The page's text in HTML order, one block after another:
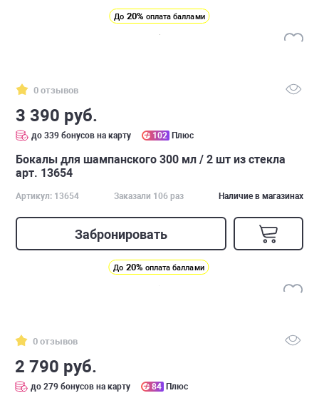
До 20% оплата баллами
0 отзывов
3 390 руб.
до 339 бонусов на карту 102 Плюс
Бокалы для шампанского 300 мл / 2 шт из стекла
арт. 13654
Артикул: 13654 Заказали 106 раз Наличие в магазинах
Забронировать
До 20% оплата баллами
0 отзывов
2 790 руб.
до 279 бонусов на карту 84 Плюс